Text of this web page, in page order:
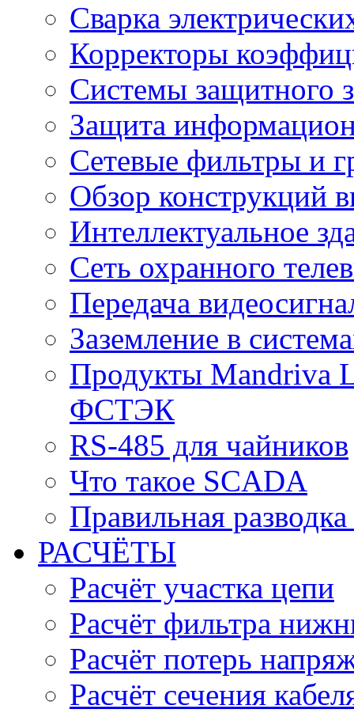
Сварка
Корректоры
Системы защитного
Защита
Сетевые фильтры и
Обзор конструкций
Интеллектуальное
Cеть охранного
Передача
Заземление в
Продукты Mandriva
ФСТЭК
RS-485 для чайников
Что такое SCADA
Правильная
РАСЧЁТЫ
Расчёт участка цепи
Расчёт фильтра
Расчёт потерь
Расчёт сечения